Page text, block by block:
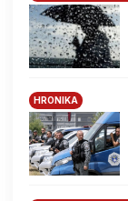
HRONIKA